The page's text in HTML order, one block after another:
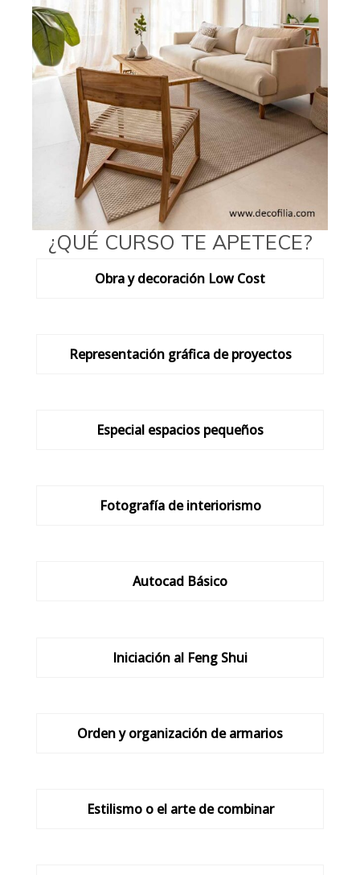
¿QUÉ CURSO TE APETECE?
Obra y decoración Low Cost
Representación gráfica de proyectos
Especial espacios pequeños
Fotografía de interiorismo
Autocad Básico
Iniciación al Feng Shui
Orden y organización de armarios
Estilismo o el arte de combinar